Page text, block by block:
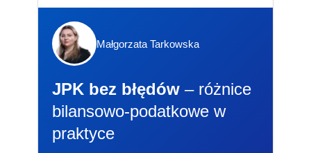
Małgorzata Tarkowska
JPK bez błędów – różnice
bilansowo-podatkowe w
praktyce